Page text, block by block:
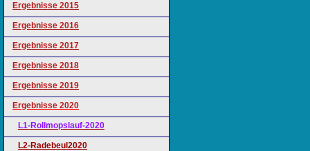
Ergebnisse 2015
Ergebnisse 2016
Ergebnisse 2017
Ergebnisse 2018
Ergebnisse 2019
Ergebnisse 2020
L1-Rollmopslauf-2020
L2-Radebeul2020